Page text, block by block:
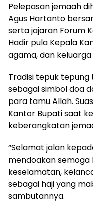
Pelepasan jemaah
Agus Hartanto
serta jajaran Forum
Hadir pula Kepala
agama, dan
Tradisi tepuk
sebagai simbol doa
para tamu Allah.
Kantor Bupati saat
keberangkatan
“Selamat jalan
mendoakan
keselamatan,
sebagai haji yang
sambutannya.